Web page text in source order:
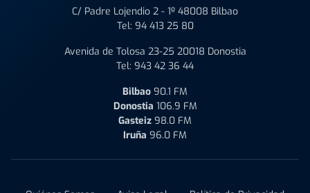
C/ Padre Lojendio 2 - 1º 48008 Bilbao
Tel: 94 413 25 80
Avenida de Tolosa 23-25 20018 Donostia
Tel: 943 42 36 44
Bilbao 90.1 FM
Donostia 106.9 FM
Gasteiz 98.0 FM
Iruña 96.0 FM